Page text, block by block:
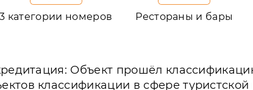
3 категории номеров Рестораны и бары
Объект прошёл
классификации в сфере туристской